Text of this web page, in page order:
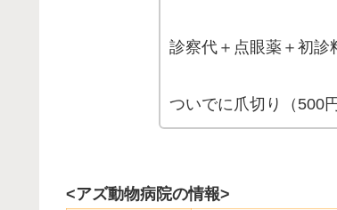
診察代＋点眼薬＋初診
ついでに爪切り（500
<アズ動物病院の情報>